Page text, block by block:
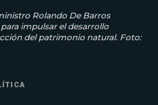
Rolando De Barros
impulsar el desarrollo
del patrimonio natural. Foto: